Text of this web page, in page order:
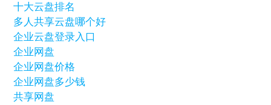
十大云盘排名
多人共享云盘哪个好
企业云盘登录入口
企业网盘
企业网盘价格
企业网盘多少钱
共享网盘